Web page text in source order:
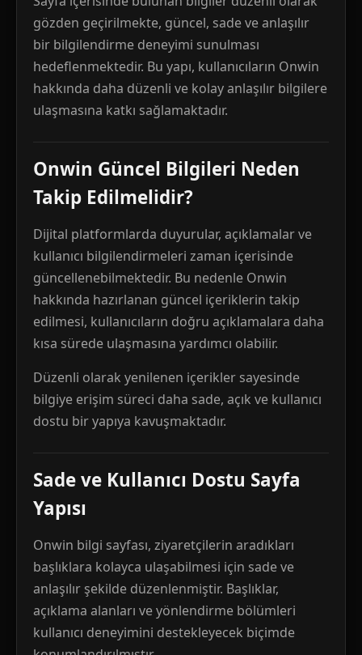
gözden geçirilmekte, güncel, sade ve anlaşılır
bir bilgilendirme deneyimi sunulması
hedeflenmektedir. Bu yapı, kullanıcıların Onwin
hakkında daha düzenli ve kolay anlaşılır bilgilere
ulaşmasına katkı sağlamaktadır.
Onwin Güncel Bilgileri Neden
Takip Edilmelidir?
Dijital platformlarda duyurular, açıklamalar ve
kullanıcı bilgilendirmeleri zaman içerisinde
güncellenebilmektedir. Bu nedenle Onwin
hakkında hazırlanan güncel içeriklerin takip
edilmesi, kullanıcıların doğru açıklamalara daha
kısa sürede ulaşmasına yardımcı olabilir.
Düzenli olarak yenilenen içerikler sayesinde
bilgiye erişim süreci daha sade, açık ve kullanıcı
dostu bir yapıya kavuşmaktadır.
Sade ve Kullanıcı Dostu Sayfa
Yapısı
Onwin bilgi sayfası, ziyaretçilerin aradıkları
başlıklara kolayca ulaşabilmesi için sade ve
anlaşılır şekilde düzenlenmiştir. Başlıklar,
açıklama alanları ve yönlendirme bölümleri
kullanıcı deneyimini destekleyecek biçimde